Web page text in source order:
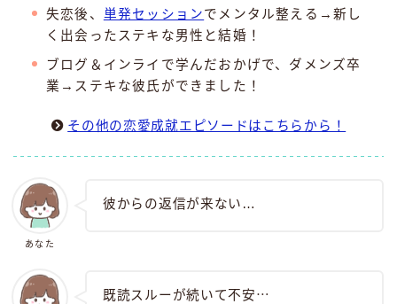
失恋後、 単発セッションでメンタル整える→新し
く出会ったステキな男性と結婚！
ブログ＆インライで学んだおかげで、ダメンズ卒
業→ステキな彼氏ができました！
その他の恋愛成就エピソードはこちらから！
あなた
彼からの返信が来ない…
既読スルーが続いて不安⋯